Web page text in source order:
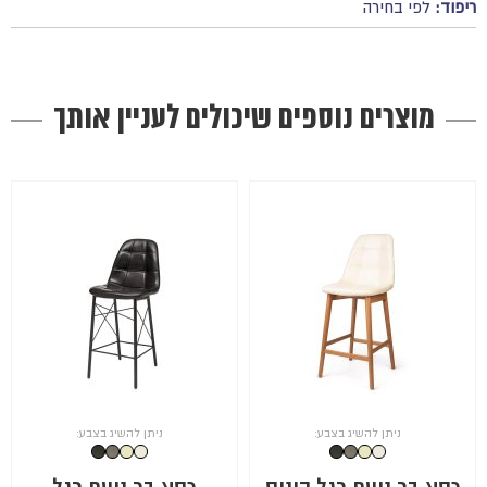
ריפוד: לפי בחירה
מוצרים נוספים שיכולים לעניין אותך
ניתן להשיג בצבע: ניתן להשיג בצבע: